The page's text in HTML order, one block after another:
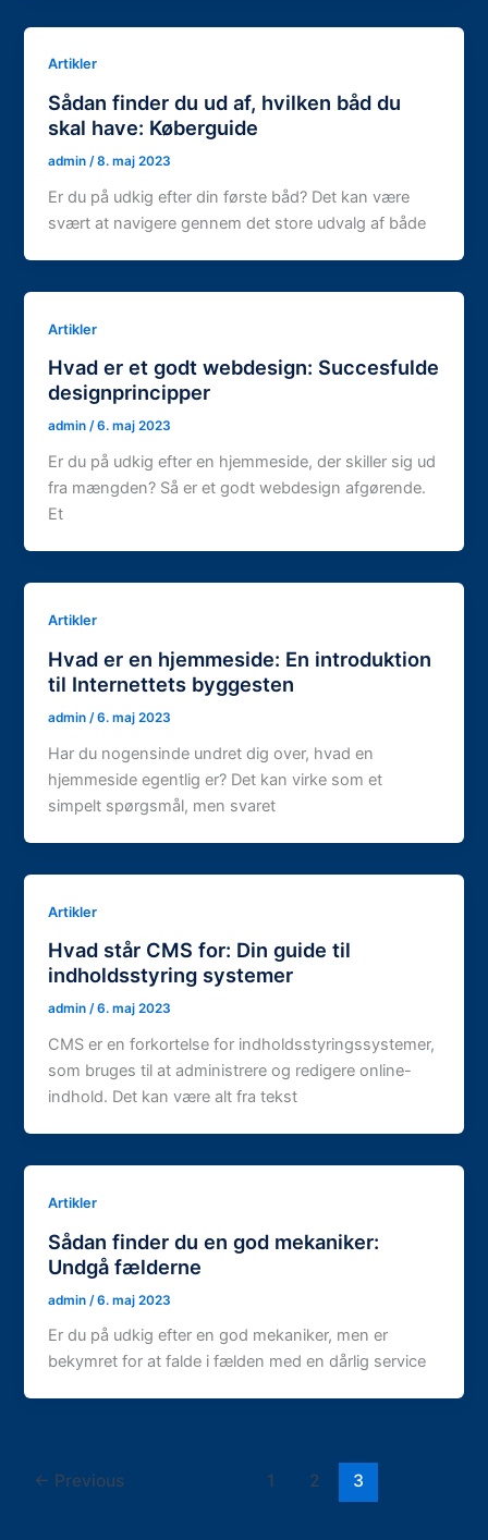
Artikler
Sådan finder du ud af, hvilken båd du
skal have: Køberguide
admin/8. maj 2023
Er du på udkig efter din første båd? Det kan være
svært at navigere gennem det store udvalg af både
Artikler
Hvad er et godt webdesign: Succesfulde
designprincipper
admin/6. maj 2023
Er du på udkig efter en hjemmeside, der skiller sig ud
fra mængden? Så er et godt webdesign afgørende.
Et
Artikler
Hvad er en hjemmeside: En introduktion
til Internettets byggesten
admin /6. maj 2023
Har du nogensinde undret dig over, hvad en
hjemmeside egentlig er? Det kan virke som et
simpelt spørgsmål, men svaret
Artikler
Hvad står CMS for: Din guide til
indholdsstyring systemer
admin/6. maj 2023
CMS er en forkortelse for indholdsstyringssystemer,
som bruges til at administrere og redigere online-
indhold. Det kan være alt fra tekst
Artikler
Sådan finder du en god mekaniker:
Undgå fælderne
admin /6. maj 2023
Er du på udkig efter en god mekaniker, men er
bekymret for at falde i fælden med en dårlig service
← Previous 1 2 3